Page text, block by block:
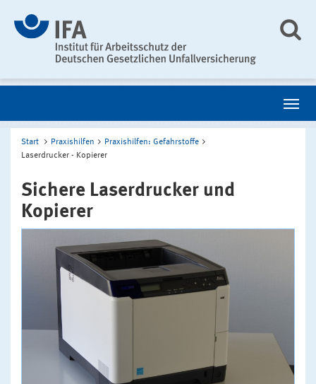
Start Praxishilfen
Praxishilfen: Gefahrstoffe
Laserdrucker - Kopierer
Sichere Laserdrucker und
Kopierer